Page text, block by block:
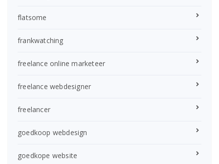
flatsome
frankwatching
freelance online marketeer
freelance webdesigner
freelancer
goedkoop webdesign
goedkope website